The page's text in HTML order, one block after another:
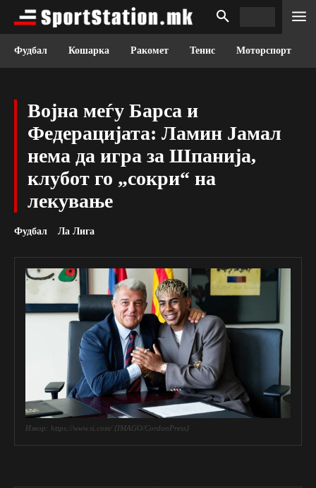
Фудбал Кошарка Ракомет Тенис Моторспорт
Војна меѓу Барса и
Федерацијата: Ламин Јамал
нема да игра за Шпанија,
клубот го „сокри“ на
лекување
Фудбал Ла Лига
Извор: https://www.si.com/ {IMAGO/CordonPress}